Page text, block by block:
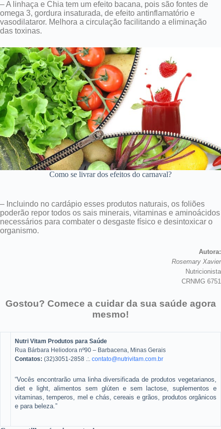
– A linhaça e Chia tem um efeito bacana, pois são fontes de
omega 3, gordura insaturada, de efeito antinflamatório e
vasodilataror. Melhora a circulação facilitando a eliminação
das toxinas.
Como se livrar dos efeitos do carnaval?
– Incluindo no cardápio esses produtos naturais, os foliões
poderão repor todos os sais minerais, vitaminas e aminoácidos
necessários para combater o desgaste físico e desintoxicar o
organismo.
Autora:
Rosemary Xavier
Nutricionista
CRNMG 6751
Gostou? Comece a cuidar da sua saúde agora
mesmo!
Nutri Vitam Produtos para Saúde
Rua Bárbara Heliodora nº90 – Barbacena, Minas Gerais
Contatos: (32)3051-2858 .:. contato@nutrivitam.com.br
“Vocês encontrarão uma linha diversificada de produtos vegetarianos,
diet e light, alimentos sem glúten e sem lactose, suplementos e
vitaminas, temperos, mel e chás, cereais e grãos, produtos orgânicos
e para beleza.”